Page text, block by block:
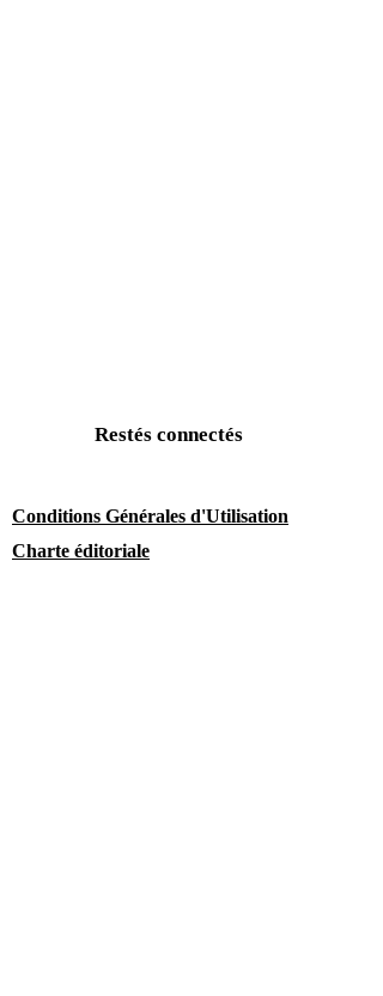
Restés connectés
Conditions Générales d'Utilisation
Charte éditoriale